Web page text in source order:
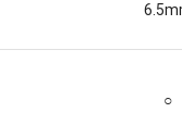
6.5
○